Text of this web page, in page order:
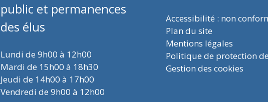
public et permanences
des élus
Lundi de 9h00 à 12h00
Mardi de 15h00 à 18h30
Jeudi de 14h00 à 17h00
Vendredi de 9h00 à 12h00
Accessibilité : non
Plan du site
Mentions légales
Politique de protection
Gestion des cookies